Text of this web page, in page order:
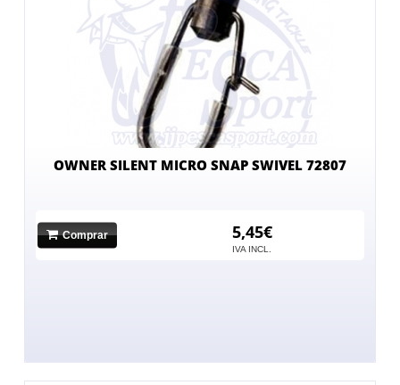
OWNER SILENT MICRO SNAP SWIVEL 72807
Comprar 5,45€
IVA INCL.